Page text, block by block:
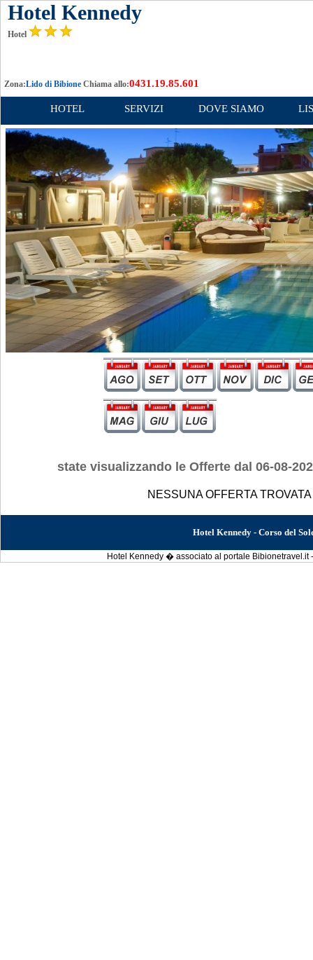
Hotel Kennedy
Hotel
Zona:Lido di Bibione Chiama allo:0431.19.85.601
HOTEL SERVIZI DOVE SIAMO
state visualizzando le Offerte dal 06-08-
NESSUNA OFFERTA TROVATA
Hotel Kennedy - Corso del
Hotel Kennedy � associato al portale Bibionetravel.it